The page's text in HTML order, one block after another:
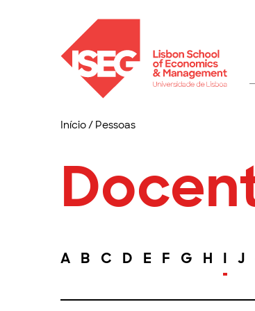
Início/ Pessoas
A B C D E F G H I J